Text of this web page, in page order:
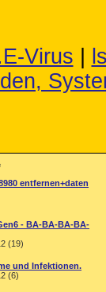
Virus
entfernen+daten
- BA-BA-BA-BA-
(19)
und Infektionen.
(6)